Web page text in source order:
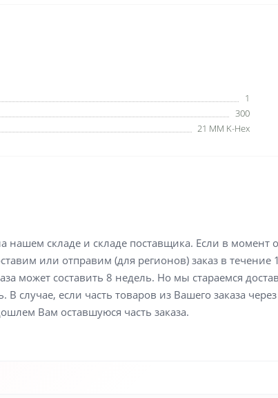
1
300
21 MM K-Hex
нашем складе и складе поставщика. Если в
или отправим (для регионов) заказ в течение
может составить 8 недель. Но мы стараемся
случае, если часть товаров из Вашего заказа
Вам оставшуюся часть заказа.